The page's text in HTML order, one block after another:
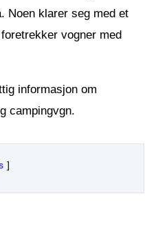
Noen klarer seg med et
vogner med
informasjon om
campingvgn.